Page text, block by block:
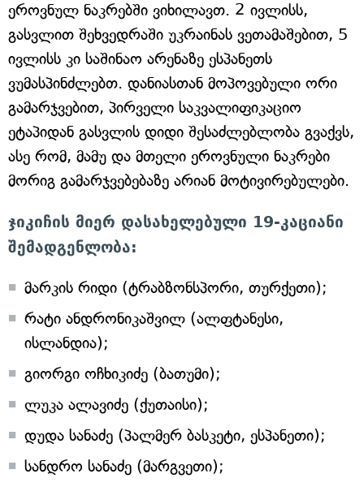
ეროვნულ ნაკრებში ვიხილავთ. 2 ივლისს,
გასვლით შეხვედრაში უკრაინას ვეთამაშებით, 5
ივლისს კი საშინაო არენაზე ესპანეთს
ვუმასპინძლებთ. დანიასთან მოპოვებული ორი
გამარჯვებით, პირველი საკვალიფიკაციო
ეტაპიდან გასვლის დიდი შესაძლებლობა გვაქვს,
ასე რომ, მამუ და მთელი ეროვნული ნაკრები
მორიგ გამარჯვებებაზე არიან მოტივირებულები.
ჯიკიჩის მიერ დასახელებული 19-კაციანი
შემადგენლობა:
მარკის რიდი (ტრაბზონსპორი, თურქეთი);
რატი ანდრონიკაშვილ (ალფტანესი,
ისლანდია);
გიორგი ოჩხიკიძე (ბათუმი);
ლუკა ალავიძე (ქუთაისი);
დუდა სანაძე (პალმერ ბასკეტი, ესპანეთი);
სანდრო სანაძე (მარგვეთი);